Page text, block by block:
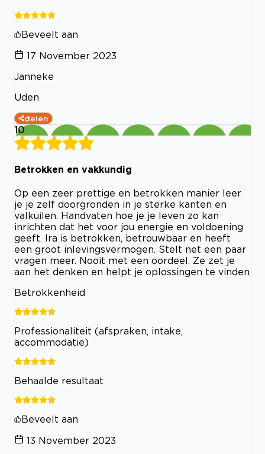
Beveelt aan
17 November 2023
Janneke
Uden
delen
10
Betrokken en vakkundig
Op een zeer prettige en betrokken manier leer
je je zelf doorgronden in je sterke kanten en
valkuilen. Handvaten hoe je je leven zo kan
inrichten dat het voor jou energie en voldoening
geeft. Ira is betrokken, betrouwbaar en heeft
een groot inlevingsvermogen. Stelt net een paar
vragen meer. Nooit met een oordeel. Ze zet je
aan het denken en helpt je oplossingen te vinden
Betrokkenheid
Professionaliteit (afspraken, intake,
accommodatie)
Behaalde resultaat
Beveelt aan
13 November 2023